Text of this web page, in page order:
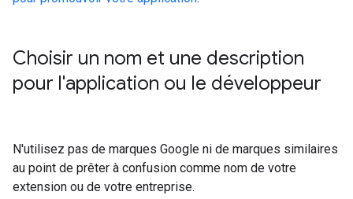
Choisir un nom et une description
pour l'application ou le développeur
N'utilisez pas de marques Google ni de marques similaires
au point de prêter à confusion comme nom de votre
extension ou de votre entreprise.